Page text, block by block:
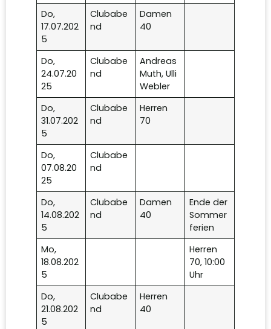
Do,
17.07.202
5
Clubabe
nd
Damen
40
Do,
24.07.20
25
Clubabe
nd
Andreas
Muth, Ulli
Webler
Do,
31.07.202
5
Clubabe
nd
Herren
70
Do,
07.08.20
25
Clubabe
nd
Do,
14.08.202
5
Clubabe
nd
Damen
40
Ende der
Sommer
ferien
Mo,
18.08.202
5
Herren
70, 10:00
Uhr
Do,
21.08.202
5
Clubabe
nd
Herren
40